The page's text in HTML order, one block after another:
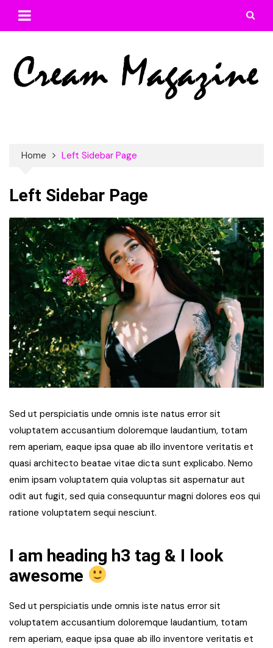
Home Left Sidebar Page
Left Sidebar Page
Sed ut perspiciatis unde omnis iste natus error sit
voluptatem accusantium doloremque laudantium, totam
rem aperiam, eaque ipsa quae ab illo inventore veritatis et
quasi architecto beatae vitae dicta sunt explicabo. Nemo
enim ipsam voluptatem quia voluptas sit aspernatur aut
odit aut fugit, sed quia consequuntur magni dolores eos qui
ratione voluptatem sequi nesciunt.
I am heading h3 tag & I look
awesome
Sed ut perspiciatis unde omnis iste natus error sit
voluptatem accusantium doloremque laudantium, totam
rem aperiam, eaque ipsa quae ab illo inventore veritatis et